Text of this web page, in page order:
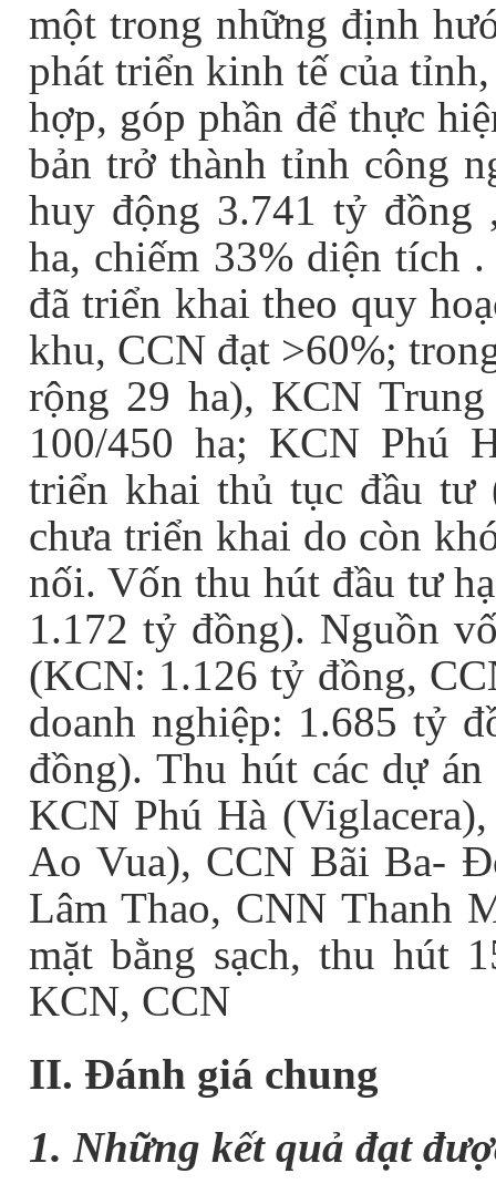
một trong những định
phát triển kinh tế của
hợp, góp phần để thực
bản trở thành tỉnh công
huy động 3.741 tỷ đồng
ha, chiếm 33% diện tích
đã triển khai theo quy
khu, CCN đạt >60%;
rộng 29 ha), KCN
100/450 ha; KCN Phú
triển khai thủ tục đầu tư
chưa triển khai do còn
nối. Vốn thu hút đầu tư
1.172 tỷ đồng). Nguồn
(KCN: 1.126 tỷ đồng,
doanh nghiệp: 1.685 tỷ
đồng). Thu hút các dự
KCN Phú Hà
Ao Vua), CCN Bãi Ba-
Lâm Thao, CNN Thanh
mặt bằng sạch, thu hút
KCN, CCN
II. Đánh giá chung
1. Những kết quả đạt